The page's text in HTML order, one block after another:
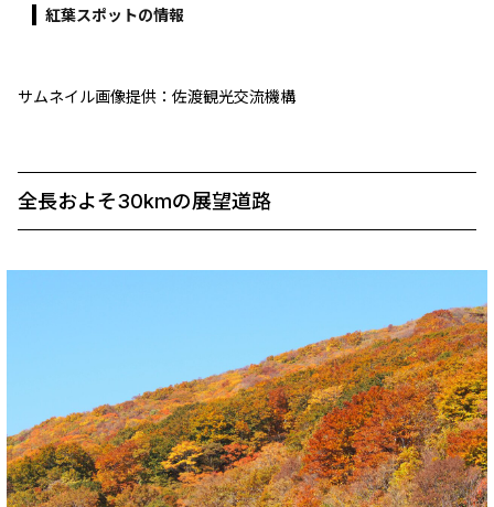
紅葉スポットの情報
サムネイル画像提供：佐渡観光交流機構
全長およそ30kmの展望道路